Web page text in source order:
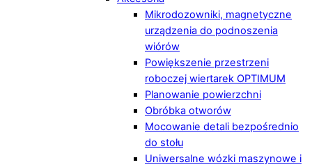
Mikrodozowniki, magnetyczne
urządzenia do podnoszenia
wiórów
Powiększenie przestrzeni
roboczej wiertarek OPTIMUM
Planowanie powierzchni
Obróbka otworów
Mocowanie detali bezpośrednio
do stołu
Uniwersalne wózki maszynowe i